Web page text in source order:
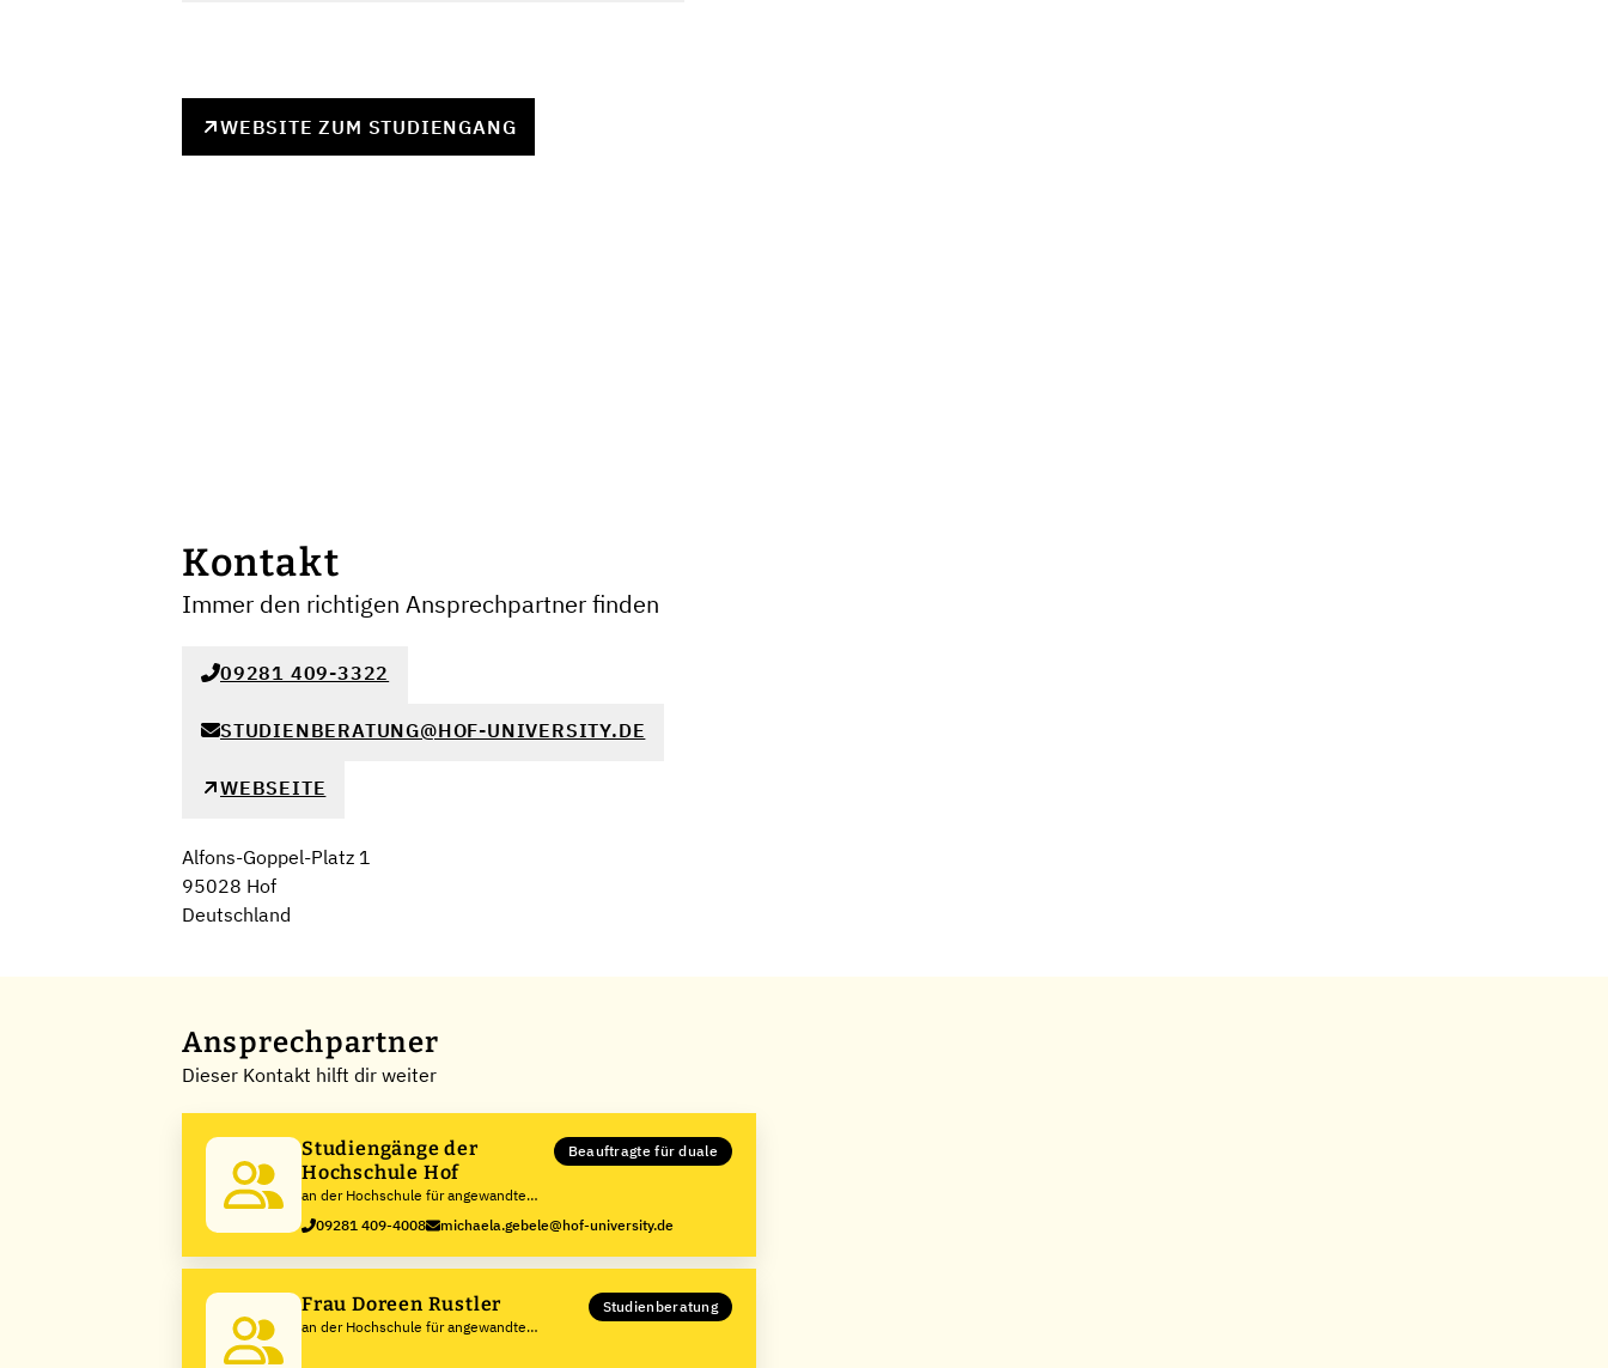
WEBSITE ZUM STUDIENGANG
Kontakt
Immer den richtigen Ansprechpartner finden
09281 409-3322
STUDIENBERATUNG@HOF-UNIVERSITY.DE
WEBSEITE
Alfons-Goppel-Platz 1
95028 Hof
Deutschland
Ansprechpartner
Dieser Kontakt hilft dir weiter
Studiengänge der
Hochschule Hof
an der Hochschule für angewandte
Wissenschaften Hof
Beauftragte für duale
09281 409-4008 michaela.gebele@hof-university.de
Frau Doreen Rustler
an der Hochschule für angewandte
Studienberatung